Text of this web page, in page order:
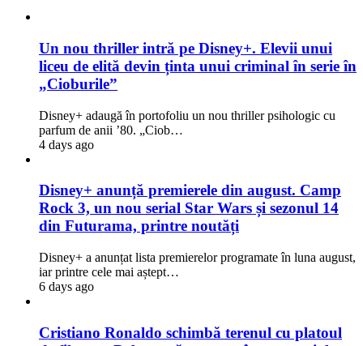
Un nou thriller intră pe Disney+. Elevii unui
liceu de elită devin ținta unui criminal în serie în
„Cioburile”
Disney+ adaugă în portofoliu un nou thriller psihologic cu
parfum de anii ’80. „Ciob…
4 days ago
Disney+ anunță premierele din august. Camp
Rock 3, un nou serial Star Wars și sezonul 14
din Futurama, printre noutăți
Disney+ a anunțat lista premierelor programate în luna august,
iar printre cele mai aștept…
6 days ago
Cristiano Ronaldo schimbă terenul cu platoul